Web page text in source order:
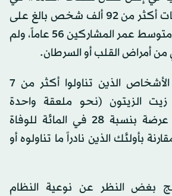
جامعة هارفارد، بيانات أكثر من 92 ألف شخص بالغ على
مدار 28 عاماً، وكان متوسط عمر المشاركين 56 عاماً، ولم
أمراض القلب أو السرطان.
ووجد الباحثون أن الأشخاص الذين تناولوا أكثر من 7
الزيتون (نحو ملعقة واحدة
صغيرة) كانوا أقل عرضة بنسبة 28 في المائة للوفاة
بأولئك الذين نادراً ما تناولوه أو
بغض النظر عن نوعية النظام